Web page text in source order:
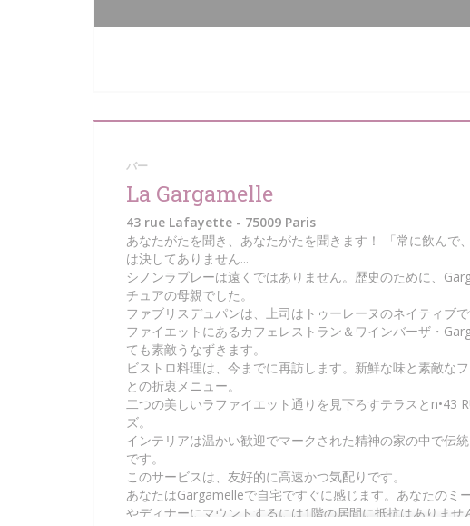
バー
La Gargamelle
43 rue Lafayette - 75009 Paris
あなたがたを聞き、あなたがたを聞きます！ 「常に飲んで
は決してありません...
シノンラブレーは遠くではありません。歴史のために、
チュアの母親でした。
ファブリスデュパンは、上司はトゥーレーヌのネイティブ
ファイエットにあるカフェレストラン＆ワインバーザ・
ても素敵うなずきます。
ビストロ料理は、今までに再訪します。新鮮な味と素敵な
との折衷メニュー。
二つの美しいラファイエット通りを見下ろすテラスとn•43
ズ。
インテリアは温かい歓迎でマークされた精神の家の中で伝統
です。
このサービスは、友好的に高速かつ気配りです。
あなたはGargamelleで自宅ですぐに感じます。あなたのミ
やディナーにマウントするには1階の居間に抵抗はありませ